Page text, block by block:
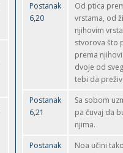
Postanak
6,20
Od ptica
vrstama, od
njihovim
stvorova što
prema
dvoje od
tebi da
Postanak
6,21
Sa sobom
pa čuvaj da
njima.
Postanak
Noa učini